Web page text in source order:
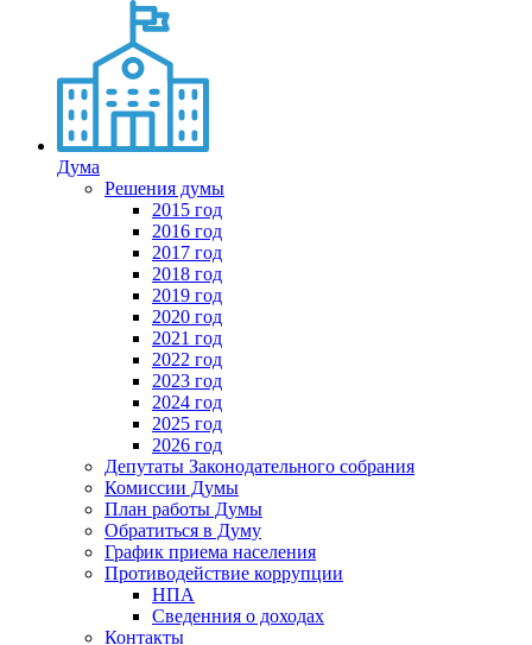
Дума
Решения думы
2015 год
2016 год
2017 год
2018 год
2019 год
2020 год
2021 год
2022 год
2023 год
2024 год
2025 год
2026 год
Депутаты Законодательного собрания
Комиссии Думы
План работы Думы
Обратиться в Думу
График приема населения
Противодействие коррупции
НПА
Сведенния о доходах
Контакты